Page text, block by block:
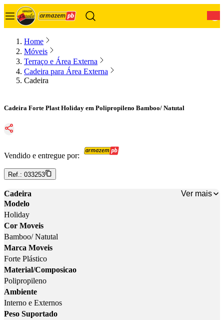
Home
Móveis
Terraço e Área Externa
Cadeira para Área Externa
Cadeira
Cadeira Forte Plast Holiday em Polipropileno Bamboo/ Natutal
Vendido e entregue por:
Ref.: 033253
Cadeira
Ver mais
Modelo
Holiday
Cor Moveis
Bamboo/ Natutal
Marca Moveis
Forte Plástico
Material/Composicao
Polipropileno
Ambiente
Interno e Externos
Peso Suportado